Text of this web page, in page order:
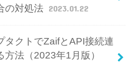
の対処法 2023.01.22
タクトでZaifとAPI接続連
方法（2023年1月版）